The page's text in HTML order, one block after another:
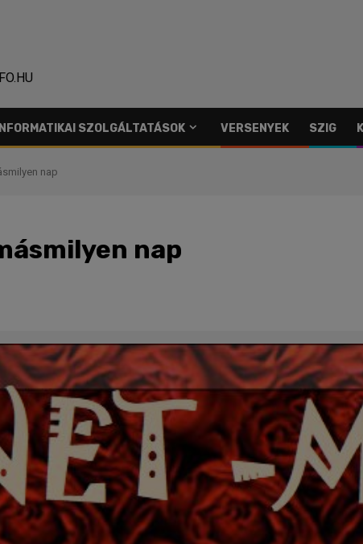
INFORMATIKAI SZOLGÁLTATÁSOK VERSENYEK SZIG
nap
nap